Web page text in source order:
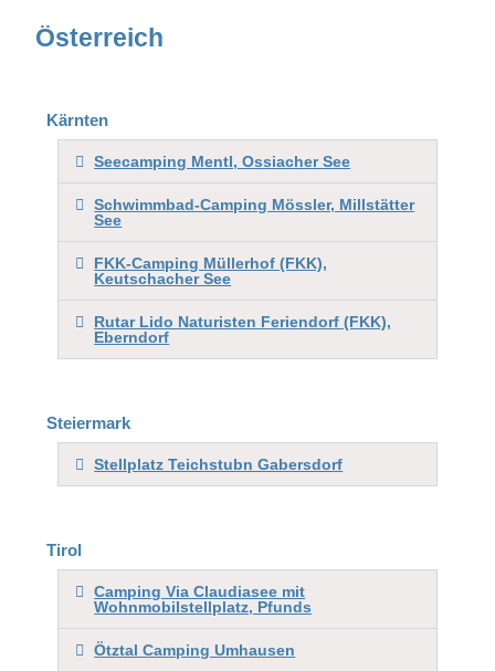
Österreich
Kärnten
Seecamping Mentl, Ossiacher See
Schwimmbad-Camping Mössler, Millstätter
See
FKK-Camping Müllerhof (FKK),
Keutschacher See
Rutar Lido Naturisten Feriendorf (FKK),
Eberndorf
Steiermark
Stellplatz Teichstubn Gabersdorf
Tirol
Camping Via Claudiasee mit
Wohnmobilstellplatz, Pfunds
Ötztal Camping Umhausen